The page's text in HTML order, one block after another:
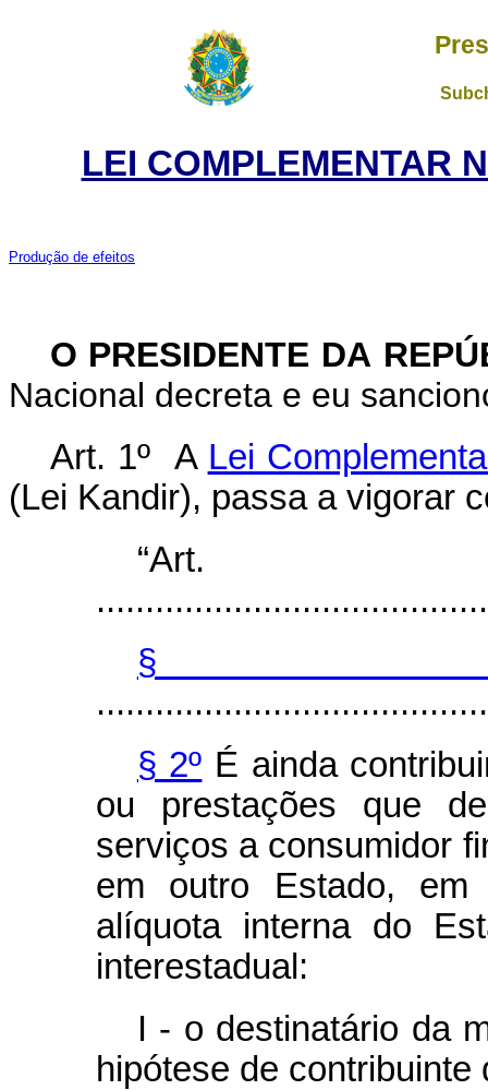
LEI COMPLEMENTAR
Produção de efeitos
O PRESIDENTE DA
Nacional decreta e eu
Art. 1ºA Lei
(Lei Kandir), passa a vigorar
§
§ 2º É ainda
ou prestações que
serviços a consumidor
em outro Estado,
alíquota interna do
interestadual:
I - o destinatário da
hipótese de contribuinte